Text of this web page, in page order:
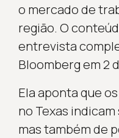
o mercado de
região. O
entrevista
Bloomberg em 2
Ela aponta que
no Texas
mas também de